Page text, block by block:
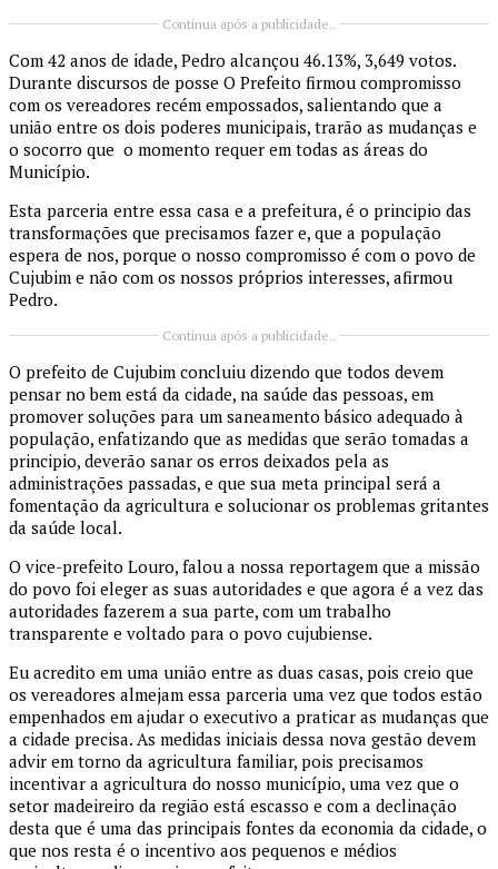
Continua após a publicidade..
Com 42 anos de idade, Pedro alcançou 46.13%, 3,649 votos.
Durante discursos de posse O Prefeito firmou compromisso
com os vereadores recém empossados, salientando que a
união entre os dois poderes municipais, trarão as mudanças e
o socorro que o momento requer em todas as áreas do
Município.
Esta parceria entre essa casa e a prefeitura, é o principio das
transformações que precisamos fazer e, que a população
espera de nos, porque o nosso compromisso é com o povo de
Cujubim e não com os nossos próprios interesses, afirmou
Pedro.
Continua após a publicidade..
O prefeito de Cujubim concluiu dizendo que todos devem
pensar no bem está da cidade, na saúde das pessoas, em
promover soluções para um saneamento básico adequado à
população, enfatizando que as medidas que serão tomadas a
principio, deverão sanar os erros deixados pela as
administrações passadas, e que sua meta principal será a
fomentação da agricultura e solucionar os problemas gritantes
da saúde local.
O vice-prefeito Louro, falou a nossa reportagem que a missão
do povo foi eleger as suas autoridades e que agora é a vez das
autoridades fazerem a sua parte, com um trabalho
transparente e voltado para o povo cujubiense.
Eu acredito em uma união entre as duas casas, pois creio que
os vereadores almejam essa parceria uma vez que todos estão
empenhados em ajudar o executivo a praticar as mudanças que
a cidade precisa. As medidas iniciais dessa nova gestão devem
advir em torno da agricultura familiar, pois precisamos
incentivar a agricultura do nosso município, uma vez que o
setor madeireiro da região está escasso e com a declinação
desta que é uma das principais fontes da economia da cidade, o
que nos resta é o incentivo aos pequenos e médios